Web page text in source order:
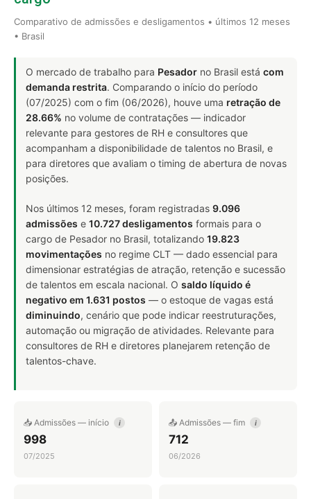
Comparativo de admissões e desligamentos • últimos 12 meses
• Brasil
O mercado de trabalho para Pesador no Brasil está com
demanda restrita. Comparando o início do período
(07/2025) com o fim (06/2026), houve uma retração de
28.66% no volume de contratações — indicador
relevante para gestores de RH e consultores que
acompanham a disponibilidade de talentos no Brasil, e
para diretores que avaliam o timing de abertura de novas
posições.
Nos últimos 12 meses, foram registradas 9.096
admissões e 10.727 desligamentos formais para o
cargo de Pesador no Brasil, totalizando 19.823
movimentações no regime CLT — dado essencial para
dimensionar estratégias de atração, retenção e sucessão
de talentos em escala nacional. O saldo líquido é
negativo em 1.631 postos — o estoque de vagas está
diminuindo, cenário que pode indicar reestruturações,
automação ou migração de atividades. Relevante para
consultores de RH e diretores planejarem retenção de
talentos-chave.
📥 Admissões — início i
998
07/2025
📤 Admissões — fim i
712
06/2026